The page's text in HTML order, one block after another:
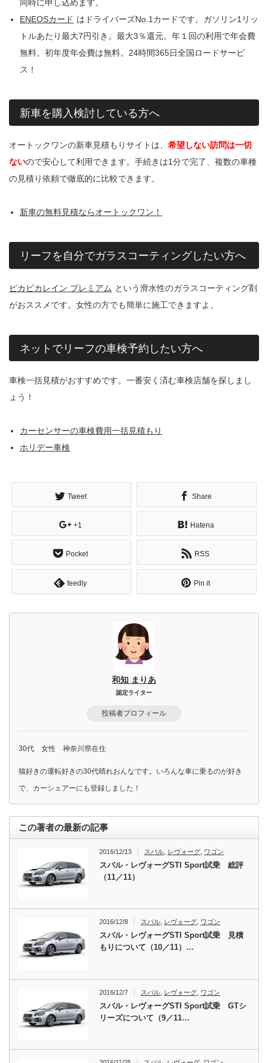
同時に申し込めます。
ENEOSカード はドライバーズNo.1カードです。ガソリン1リッ
トルあたり最大7円引き。最大3％還元。年１回の利用で年会費
無料。初年度年会費は無料。24時間365日全国ロードサービ
ス！
新車を購入検討している方へ
オートックワンの新車見積もりサイトは、 希望しない訪問は一切
ないので安心して利用できます。手続きは1分で完了、複数の車種
の見積り依頼で徹底的に比較できます。
新車の無料見積ならオートックワン！
リーフを自分でガラスコーティングしたい方へ
ピカピカレイン プレミアム という滑水性のガラスコーティング剤
がおススメです。女性の方でも簡単に施工できますよ。
ネットでリーフの車検予約したい方へ
車検一括見積がおすすめです。一番安く済む車検店舗を探しまし
ょう！
カーセンサーの車検費用一括見積もり
ホリデー車検
Tweet Share
+1 Hatena
Pocket RSS
feedly Pin it
和知 まりあ
認定ライター
投稿者プロフィール
30代 女性 神奈川県在住
猫好きの運転好きの30代晴れおんなです。いろんな車に乗るのが好き
で、カーシェアーにも登録しました！
この著者の最新の記事
2016/12/13 スバル レヴォーグ ワゴン
スバル・レヴォーグSTI Sport試乗 総評
（11／11）
2016/12/8 スバル レヴォーグ ワゴン
スバル・レヴォーグSTI Sport試乗 見積
もりについて（10／11）…
2016/12/7 スバル レヴォーグ ワゴン
スバル・レヴォーグSTI Sport試乗 GTシ
リーズについて（9／11…